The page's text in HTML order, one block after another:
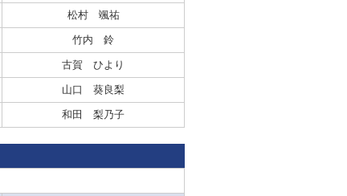
松村 颯祐
竹内 鈴
古賀 ひより
山口 葵良梨
和田 梨乃子